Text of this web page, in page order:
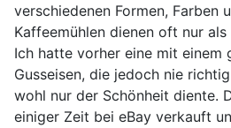
verschiedenen Formen, Farben
Kaffeemühlen dienen oft nur
Ich hatte vorher eine mit einem
Gusseisen, die jedoch nie
wohl nur der Schönheit diente.
einiger Zeit bei eBay verkauft